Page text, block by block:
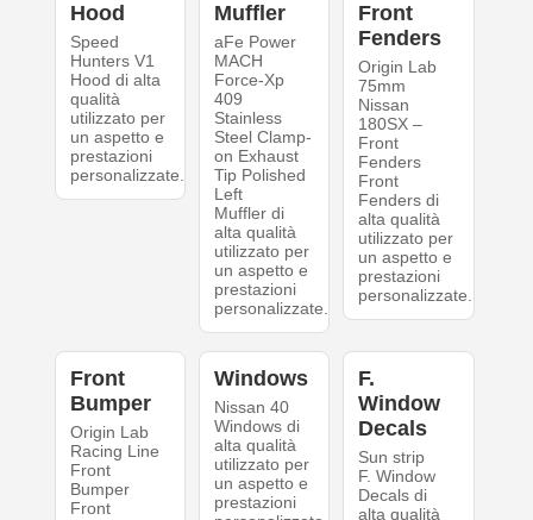
Hood
Speed
Hunters V1
Hood di alta
qualità
utilizzato per
un aspetto e
prestazioni
personalizzate.
Muffler
aFe Power
MACH
Force-Xp
409
Stainless
Steel Clamp-
on Exhaust
Tip Polished
Left
Muffler di
alta qualità
utilizzato per
un aspetto e
prestazioni
personalizzate.
Front
Fenders
Origin Lab
75mm
Nissan
180SX –
Front
Fenders
Front
Fenders di
alta qualità
utilizzato per
un aspetto e
prestazioni
personalizzate.
Front
Bumper
Origin Lab
Racing Line
Front
Bumper
Front
Windows
Nissan 40
Windows di
alta qualità
utilizzato per
un aspetto e
prestazioni
F.
Window
Decals
Sun strip
F. Window
Decals di
alta qualità